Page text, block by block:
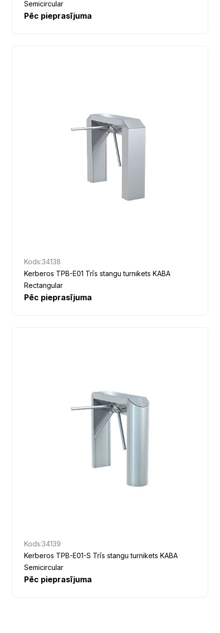
Semicircular
Pēc pieprasījuma
Kods:34138
Kerberos TPB-E01 Trīs stangu turnikets KABA
Rectangular
Pēc pieprasījuma
Kods:34139
Kerberos TPB-E01-S Trīs stangu turnikets KABA
Semicircular
Pēc pieprasījuma